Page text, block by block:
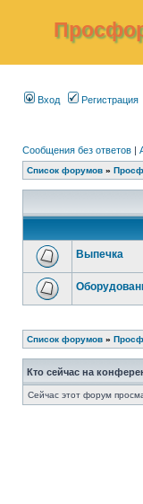
Вход Регистрация
Сообщения без ответов |
Список форумов »
Выпечка
Список форумов »
Кто сейчас на
Сейчас этот форум